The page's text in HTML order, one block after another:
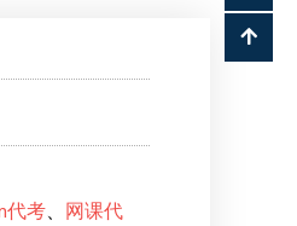
代考、 网课代